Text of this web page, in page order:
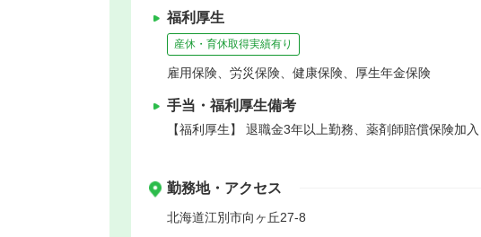
福利厚生
産休・育休取得実績有り
雇用保険、労災保険、健康保険、厚生年金保険
手当・福利厚生備考
【福利厚生】 退職金3年以上勤務、薬剤師賠償保険加
勤務地・アクセス
北海道江別市向ヶ丘27-8